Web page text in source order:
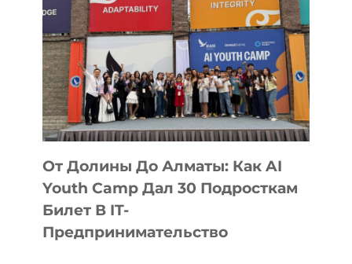
От Долины До Алматы: Как AI
Youth Camp Дал 30 Подросткам
Билет В IT-
Предпринимательство